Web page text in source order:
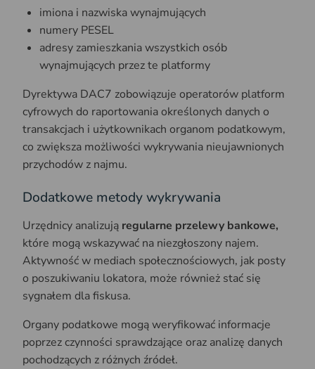
imiona i nazwiska wynajmujących
numery PESEL
adresy zamieszkania wszystkich osób
wynajmujących przez te platformy
Dyrektywa DAC7 zobowiązuje operatorów platform
cyfrowych do raportowania określonych danych o
transakcjach i użytkownikach organom podatkowym,
co zwiększa możliwości wykrywania nieujawnionych
przychodów z najmu.
Dodatkowe metody wykrywania
Urzędnicy analizują regularne przelewy bankowe,
które mogą wskazywać na niezgłoszony najem.
Aktywność w mediach społecznościowych, jak posty
o poszukiwaniu lokatora, może również stać się
sygnałem dla fiskusa.
Organy podatkowe mogą weryfikować informacje
poprzez czynności sprawdzające oraz analizę danych
pochodzących z różnych źródeł.